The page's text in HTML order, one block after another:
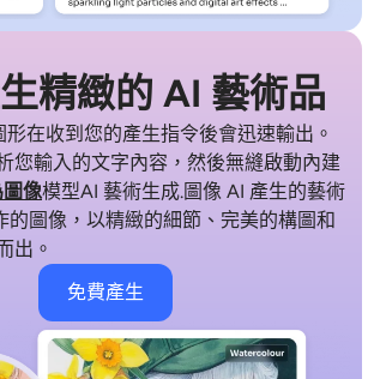
器
精緻的 AI 藝術品
形在收到您的產生指令後會迅速輸出。
您輸入的文字內容，然後無縫啟動內建
像模型AI 藝術生成.圖像 AI 產生的藝術
的圖像，以精緻的細節、完美的構圖和
出。
免費產生